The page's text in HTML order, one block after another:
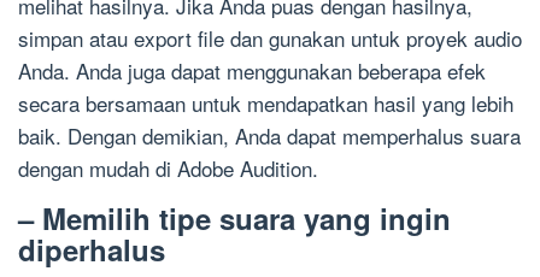
simpan atau export file dan gunakan untuk proyek audio
Anda. Anda juga dapat menggunakan beberapa efek
secara bersamaan untuk mendapatkan hasil yang lebih
baik. Dengan demikian, Anda dapat memperhalus suara
dengan mudah di Adobe Audition.
– Memilih tipe suara yang ingin
diperhalus